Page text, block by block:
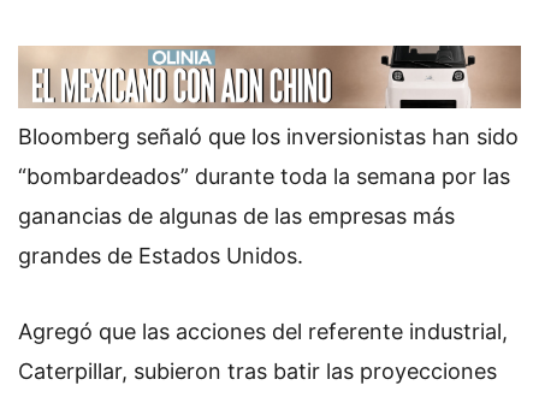
Bloomberg señaló que los inversionistas han sido
“bombardeados” durante toda la semana por las
ganancias de algunas de las empresas más
grandes de Estados Unidos.
Agregó que las acciones del referente industrial,
Caterpillar, subieron tras batir las proyecciones